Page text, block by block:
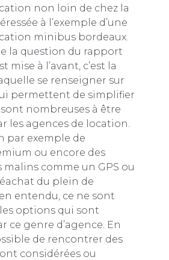
non loin de chez la
à l’exemple d’une
minibus bordeaux.
la question du rapport
mise à l’avant, c’est la
se renseigner sur
permettent de simplifier
nombreuses à être
les agences de location.
par exemple de
ou encore des
comme un GPS ou
du plein de
entendu, ce ne sont
options qui sont
ce genre d’agence. En
de rencontrer des
considérées ou